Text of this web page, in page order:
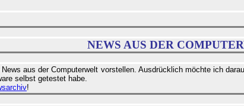
NEWS AUS DER
aus der Computerwelt vorstellen. Ausdrücklich möchte ich
selbst getestet habe.
!